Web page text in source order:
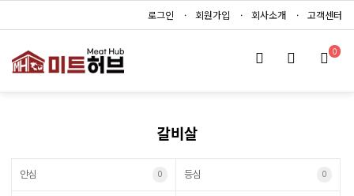
로그인 회원가입 회사소개 고객센터
0
갈비살
안심 0 등심 0